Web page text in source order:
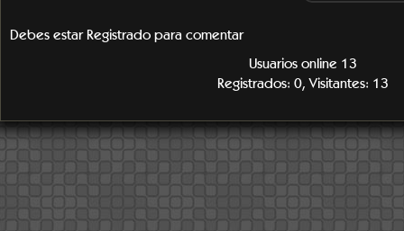
Debes estar Registrado para comentar
Usuarios online 13
Registrados: 0, Visitantes: 13